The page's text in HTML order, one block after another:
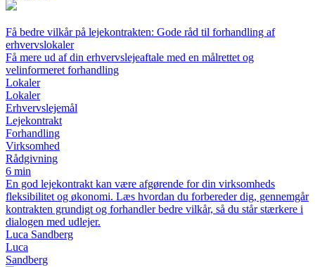
Få bedre vilkår på lejekontrakten: Gode råd til forhandling af
erhvervslokaler
Få mere ud af din erhvervslejeaftale med en målrettet og
velinformeret forhandling
Lokaler
Lokaler
Erhvervslejemål
Lejekontrakt
Forhandling
Virksomhed
Rådgivning
6 min
En god lejekontrakt kan være afgørende for din virksomheds
fleksibilitet og økonomi. Læs hvordan du forbereder dig, gennemgår
kontrakten grundigt og forhandler bedre vilkår, så du står stærkere i
dialogen med udlejer.
Luca Sandberg
Luca
Sandberg